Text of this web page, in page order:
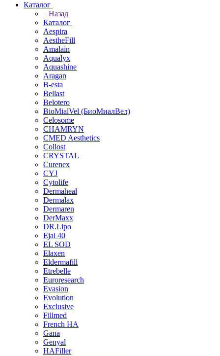
Каталог
Назад
Каталог
Aespira
AestheFill
Amalain
Aqualyx
Aquashine
Aragan
B-esta
Bellast
Belotero
BioMialVel (БиоМиалВел)
Celosome
CHAMRYN
CMED Aesthetics
Collost
CRYSTAL
Curenex
CYJ
Cytolife
Dermaheal
Dermalax
Dermaren
DerMaxx
DR.Lipo
Ejal 40
EL SOD
Elaxen
Eldermafill
Etrebelle
Euroresearch
Evasion
Evolution
Exclusive
Fillmed
French HA
Gana
Genyal
HAFiller